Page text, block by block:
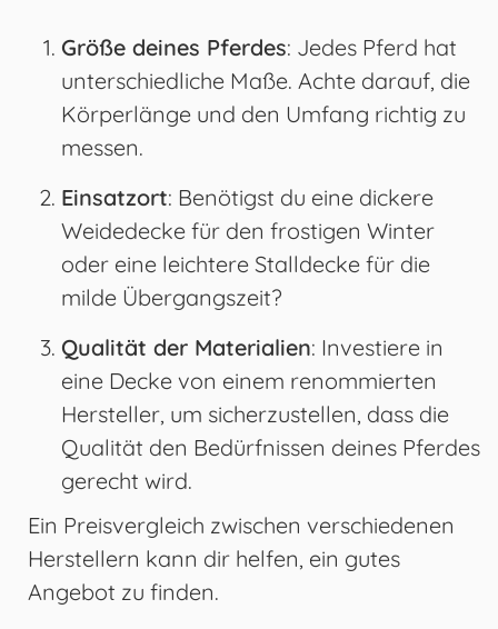
Größe deines Pferdes: Jedes Pferd hat
unterschiedliche Maße. Achte darauf, die
Körperlänge und den Umfang richtig zu
messen.
Einsatzort: Benötigst du eine dickere
Weidedecke für den frostigen Winter
oder eine leichtere Stalldecke für die
milde Übergangszeit?
Qualität der Materialien: Investiere in
eine Decke von einem renommierten
Hersteller, um sicherzustellen, dass die
Qualität den Bedürfnissen deines Pferdes
gerecht wird.
Ein Preisvergleich zwischen verschiedenen
Herstellern kann dir helfen, ein gutes
Angebot zu finden.